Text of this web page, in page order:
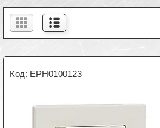
EPH0100123